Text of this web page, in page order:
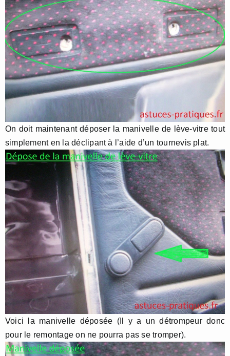
On doit maintenant déposer la manivelle de lève-vitre tout
simplement en la déclipant à l’aide d’un tournevis plat.
Voici la manivelle déposée (Il y a un détrompeur donc
pour le remontage on ne pourra pas se tromper).